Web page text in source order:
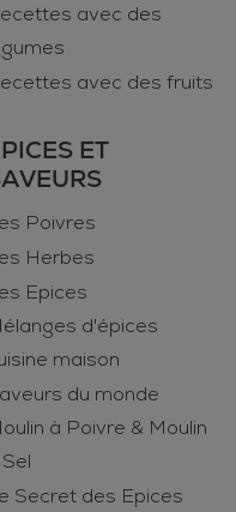
avec des
avec des fruits
ET
Poivres
Herbes
Epices
d'épices
maison
du monde
à Poivre & Moulin
Secret des Epices